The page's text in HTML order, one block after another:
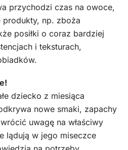
przychodzi czas na owoce,
produkty, np. zboża
posiłki o coraz bardziej
i teksturach,
dziecko z miesiąca
nowe smaki, zapachy
uwagę na właściwy
lądują w jego miseczce